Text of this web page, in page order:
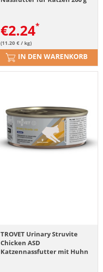
€2.24
(11.20 € / kg)
IN DEN WARENKORB
TROVET Urinary Struvite
Chicken ASD
Katzennassfutter mit Huhn